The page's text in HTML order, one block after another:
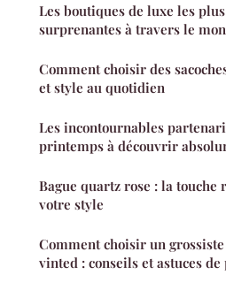
Les boutiques de luxe les
surprenantes à travers le
Comment choisir des
et style au quotidien
Les incontournables
printemps à découvrir
Bague quartz rose : la
votre style
Comment choisir un
vinted : conseils et astuces de